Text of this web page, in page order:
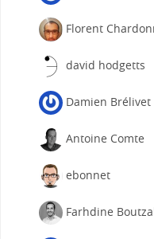
Florent
david hodgetts
Damien Brélivet
Antoine Comte
ebonnet
Farhdine